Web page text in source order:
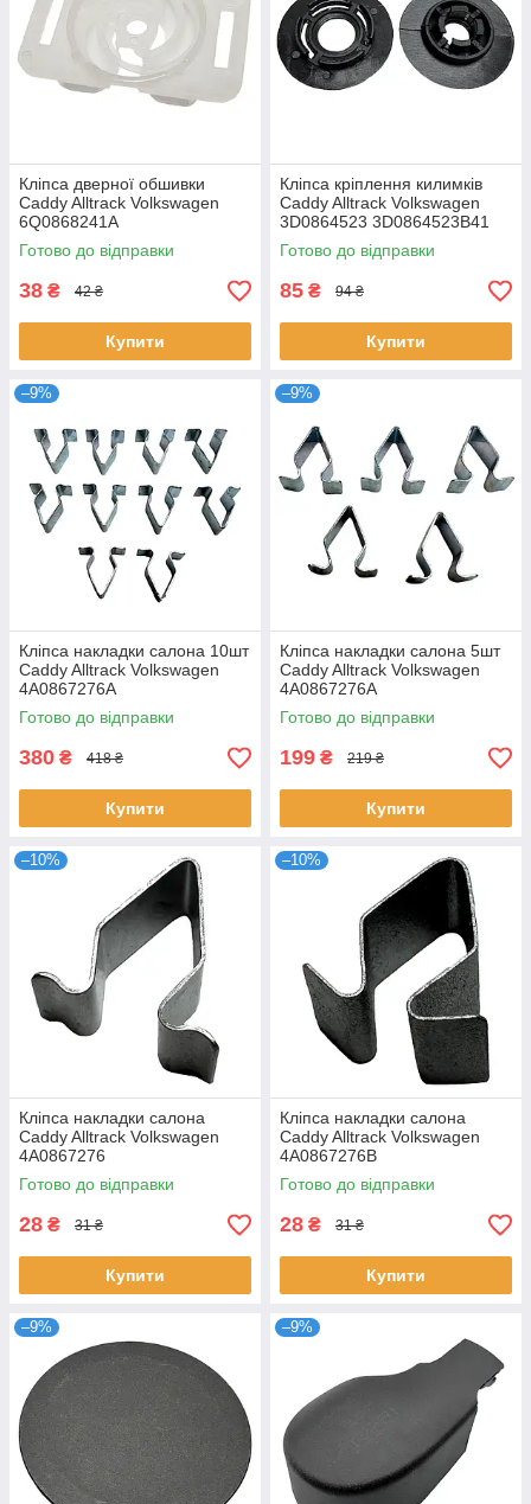
Кліпса дверної обшивки
Caddy Alltrack Volkswagen
6Q0868241A
Готово до відправки
38 ₴ 42 ₴
Купити
Кліпса кріплення килимків
Caddy Alltrack Volkswagen
3D0864523 3D0864523B41
Готово до відправки
85 ₴ 94 ₴
Купити
–9%
Кліпса накладки салона 10шт
Caddy Alltrack Volkswagen
4A0867276A
Готово до відправки
380 ₴ 418 ₴
Купити
–9%
Кліпса накладки салона 5шт
Caddy Alltrack Volkswagen
4A0867276A
Готово до відправки
199 ₴ 219 ₴
Купити
–10%
Кліпса накладки салона
Caddy Alltrack Volkswagen
4A0867276
Готово до відправки
28 ₴ 31 ₴
Купити
–10%
Кліпса накладки салона
Caddy Alltrack Volkswagen
4A0867276B
Готово до відправки
28 ₴ 31 ₴
Купити
–9% –9%